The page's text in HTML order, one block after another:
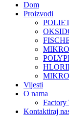
Dom
Proizvodi
Vijesti
O nama
Factory
Kontaktiraj